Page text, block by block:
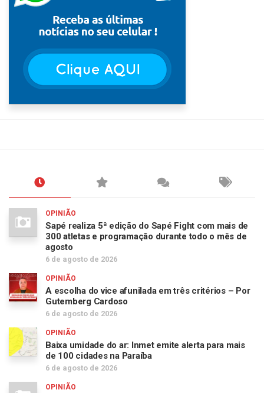
OPINIÃO
Sapé realiza 5ª edição do Sapé Fight com mais de
300 atletas e programação durante todo o mês de
agosto
6 de agosto de 2026
OPINIÃO
A escolha do vice afunilada em três critérios – Por
Gutemberg Cardoso
6 de agosto de 2026
OPINIÃO
Baixa umidade do ar: Inmet emite alerta para mais
de 100 cidades na Paraíba
6 de agosto de 2026
OPINIÃO